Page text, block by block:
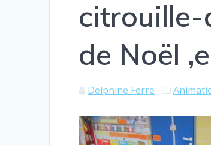
citrouille-
de Noël
Delphine Ferre